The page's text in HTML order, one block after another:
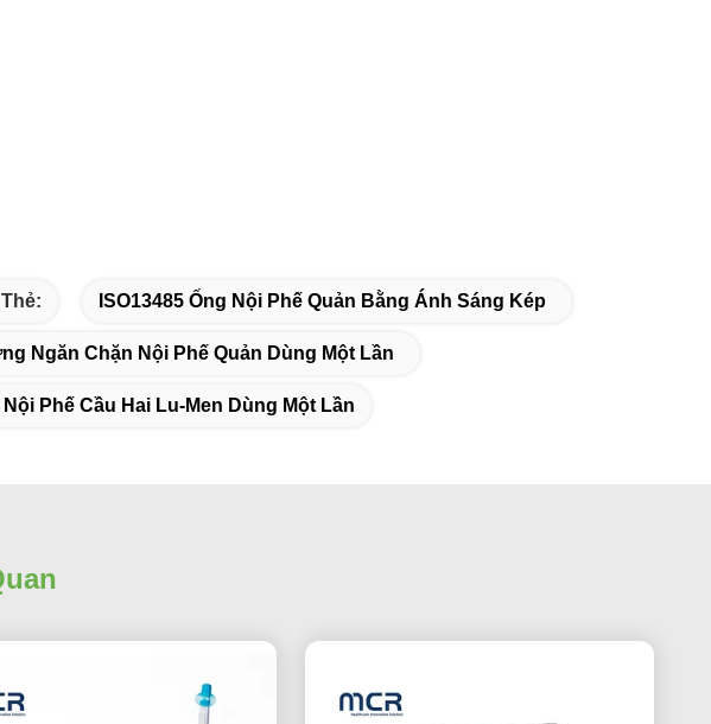
ISO13485 Ống Nội Phế Quản Bằng Ánh Sáng Kép
Ngăn Chặn Nội Phế Quản Dùng Một Lần
Phế Cầu Hai Lu-Men Dùng Một Lần